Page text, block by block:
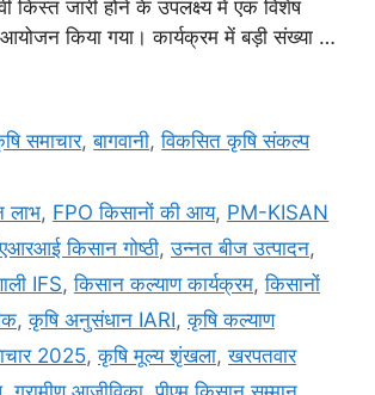
किस्त जारी होने के उपलक्ष्य में एक विशेष
आयोजन किया गया। कार्यक्रम में बड़ी संख्या …
समाचार,बागवानी,विकसित कृषि संकल्प
लाभ, FPO किसानों की आय, PM-KISAN
किसान गोष्ठी,उन्नत बीज उत्पादन,
IFS,किसान कल्याण कार्यक्रम,किसानों
,कृषि अनुसंधान IARI,कृषि कल्याण
2025,कृषि मूल्य शृंखला,खरपतवार